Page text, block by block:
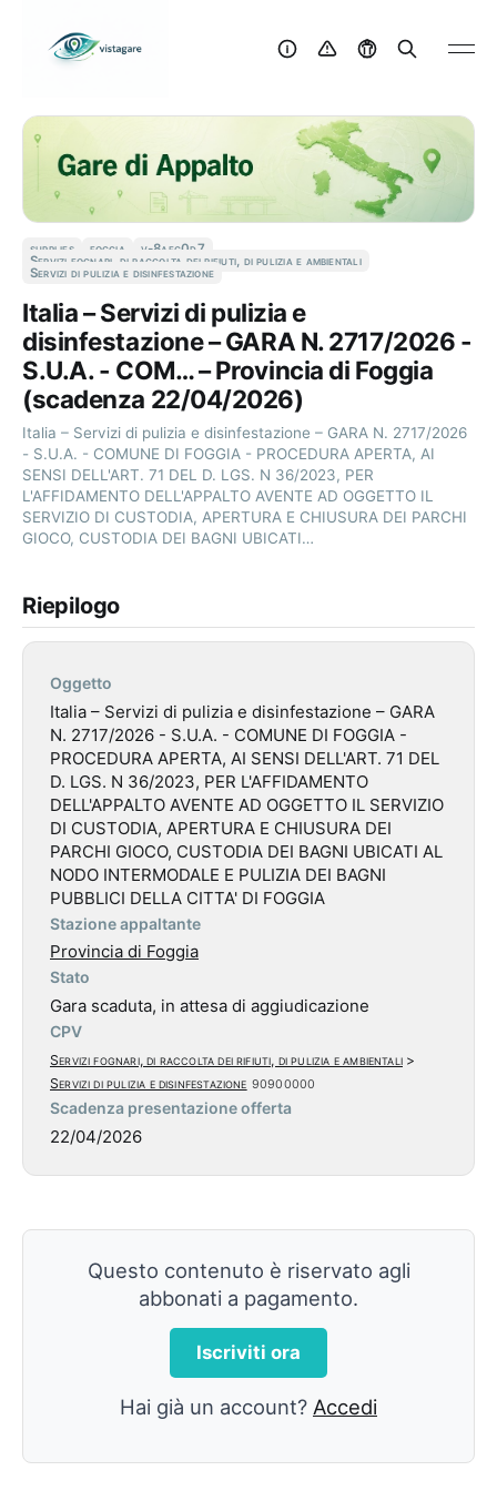
supplies foggia v-8aec0d7
Servizi fognari, di raccolta dei rifiuti, di pulizia e ambientali
Servizi di pulizia e disinfestazione
Italia – Servizi di pulizia e
disinfestazione – GARA N. 2717/2026 -
S.U.A. - COM… – Provincia di Foggia
(scadenza 22/04/2026)
Italia – Servizi di pulizia e disinfestazione – GARA N. 2717/2026
- S.U.A. - COMUNE DI FOGGIA - PROCEDURA APERTA, AI
SENSI DELL'ART. 71 DEL D. LGS. N 36/2023, PER
L'AFFIDAMENTO DELL'APPALTO AVENTE AD OGGETTO IL
SERVIZIO DI CUSTODIA, APERTURA E CHIUSURA DEI PARCHI
GIOCO, CUSTODIA DEI BAGNI UBICATI…
Riepilogo
Oggetto
Italia – Servizi di pulizia e disinfestazione – GARA
N. 2717/2026 - S.U.A. - COMUNE DI FOGGIA -
PROCEDURA APERTA, AI SENSI DELL'ART. 71 DEL
D. LGS. N 36/2023, PER L'AFFIDAMENTO
DELL'APPALTO AVENTE AD OGGETTO IL SERVIZIO
DI CUSTODIA, APERTURA E CHIUSURA DEI
PARCHI GIOCO, CUSTODIA DEI BAGNI UBICATI AL
NODO INTERMODALE E PULIZIA DEI BAGNI
PUBBLICI DELLA CITTA' DI FOGGIA
Stazione appaltante
Provincia di Foggia
Stato
Gara scaduta, in attesa di aggiudicazione
CPV
Servizi fognari, di raccolta dei rifiuti, di pulizia e ambientali >
Servizi di pulizia e disinfestazione 90900000
Scadenza presentazione offerta
22/04/2026
Questo contenuto è riservato agli
abbonati a pagamento.
Iscriviti ora
Hai già un account? Accedi